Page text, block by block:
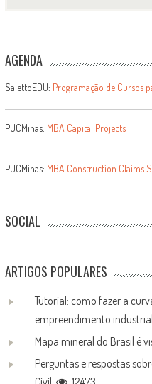
AGENDA
SalettoEDU: Programação de Cursos
PUCMinas: MBA Capital Projects
PUCMinas: MBA Construction Claims
SOCIAL
ARTIGOS POPULARES
Tutorial: como fazer a
empreendimento industrial
Mapa mineral do Brasil é
Perguntas e respostas